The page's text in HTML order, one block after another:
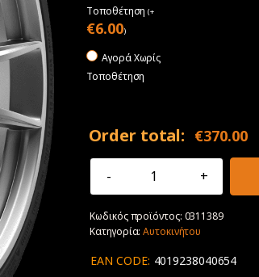
Tοποθέτηση(+
€6.00)
Αγορά Χωρίς
Τοποθέτηση
Order total: €370.00
335/25R22
Continental
SportContact
ποσότητα
Κωδικός προϊόντος: 0311389
Κατηγορία:Αυτοκινήτου
EAN CODE: 4019238040654